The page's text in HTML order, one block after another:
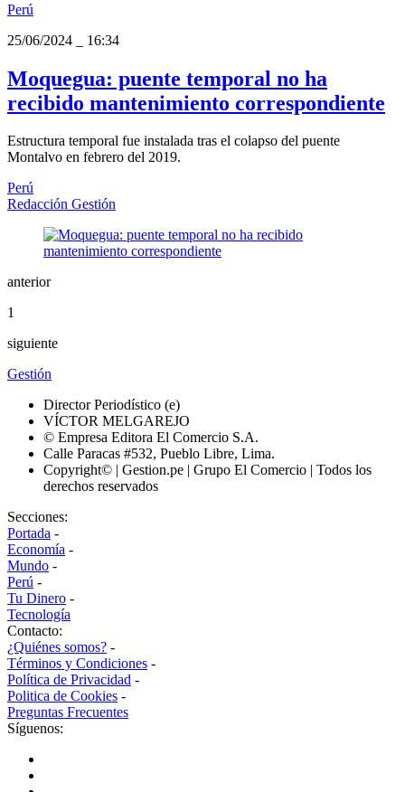
Perú
25/06/2024
16:34
Moquegua: puente temporal no ha
recibido mantenimiento correspondiente
Estructura temporal fue instalada tras el colapso del puente
Montalvo en febrero del 2019.
Perú
Redacción Gestión
anterior
1
siguiente
Gestión
Director Periodístico (e)
VÍCTOR MELGAREJO
© Empresa Editora El Comercio S.A.
Calle Paracas #532, Pueblo Libre, Lima.
Copyright© | Gestion.pe | Grupo El Comercio | Todos los
derechos reservados
Secciones:
Portada -
Economía -
Mundo -
Perú -
Tu Dinero -
Tecnología
Contacto:
¿Quiénes somos? -
Términos y Condiciones -
Política de Privacidad -
Politica de Cookies -
Preguntas Frecuentes
Síguenos: